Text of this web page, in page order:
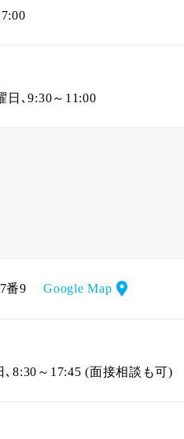
日､9:30～11:00
27番9Google Map
8:30～17:45 (面接相談も可)